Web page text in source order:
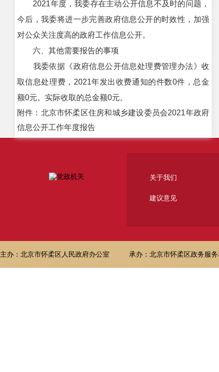
2021年度，我委存在主动公开信息不及时的问题，
今后，我委将进一步完善政府信息公开的时效性，加强
对公众关注度高的政府工作信息公开。
六、其他需要报告的事项
我委依据《政府信息公开信息处理费管理办法》收
取信息处理费，2021年发出收费通知的件数0件，总金
额0元。实际收取的总金额0元。
附件：北京市怀柔区住房和城乡建设委员会2021年政府
信息公开工作年度报告
关于我们
建议意见
主办：北京市怀柔区人民政府办公室 承办：北京市怀柔区政务服